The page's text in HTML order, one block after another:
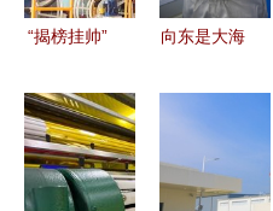
“揭榜挂帅”
集智攻关，
新材料赛道
频现超级玩
向东是大海
术研发